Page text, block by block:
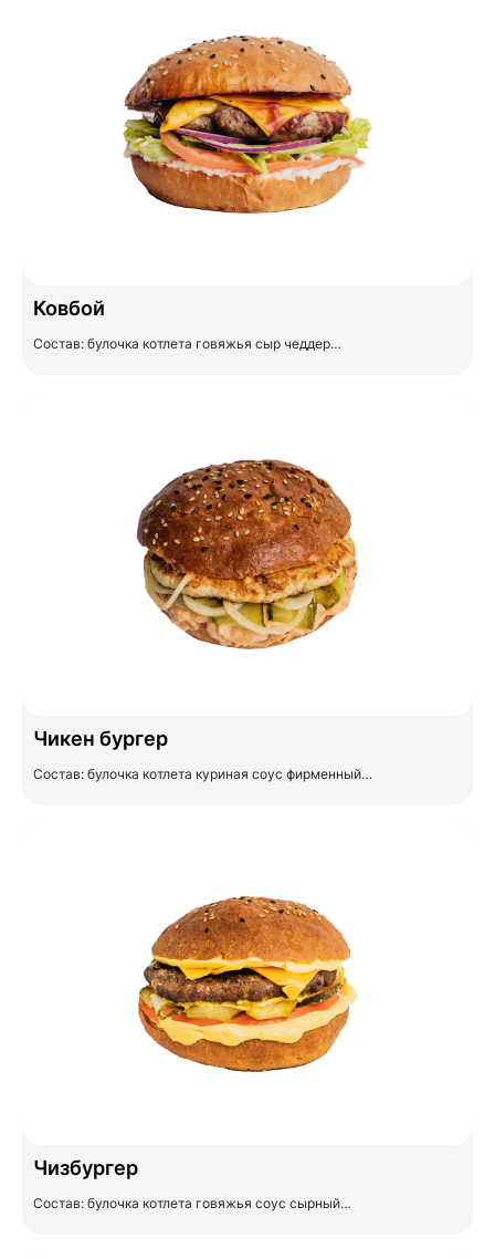
Ковбой
Состав: булочка котлета говяжья сыр чеддер…
Чикен бургер
Состав: булочка котлета куриная соус фирменный…
Чизбургер
Состав: булочка котлета говяжья соус сырный…